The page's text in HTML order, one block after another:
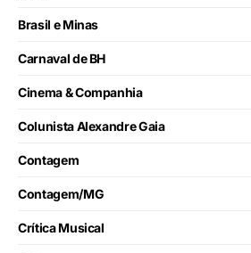
Brasil e Minas
Carnaval de BH
Cinema & Companhia
Colunista Alexandre Gaia
Contagem
Contagem/MG
Crítica Musical